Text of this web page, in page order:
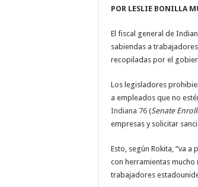
POR LESLIE BONILLA
El fiscal general de
sabiendas a
recopiladas por el
Los legisladores
a empleados que no
Indiana 76 (Senate
empresas y solicitar
Esto, según Rokita, “va
con herramientas
trabajadores